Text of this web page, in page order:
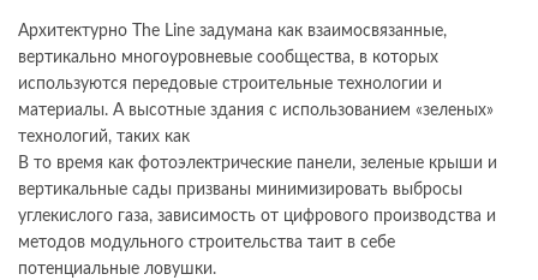
Архитектурно The Line задумана как взаимосвязанные,
вертикально многоуровневые сообщества, в которых
используются передовые строительные технологии и
материалы. А высотные здания с использованием «зеленых»
технологий, таких как
В то время как фотоэлектрические панели, зеленые крыши и
вертикальные сады призваны минимизировать выбросы
углекислого газа, зависимость от цифрового производства и
методов модульного строительства таит в себе
потенциальные ловушки.